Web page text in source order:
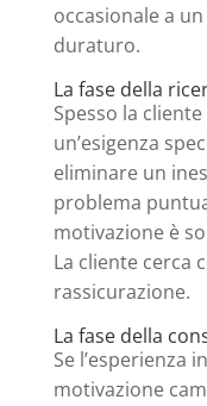
occasionale a
duraturo.
La fase della
Spesso la
un’esigenza
eliminare un
problema
motivazione è
La cliente cerca
rassicurazione.
La fase della
Se l’esperienza
motivazione